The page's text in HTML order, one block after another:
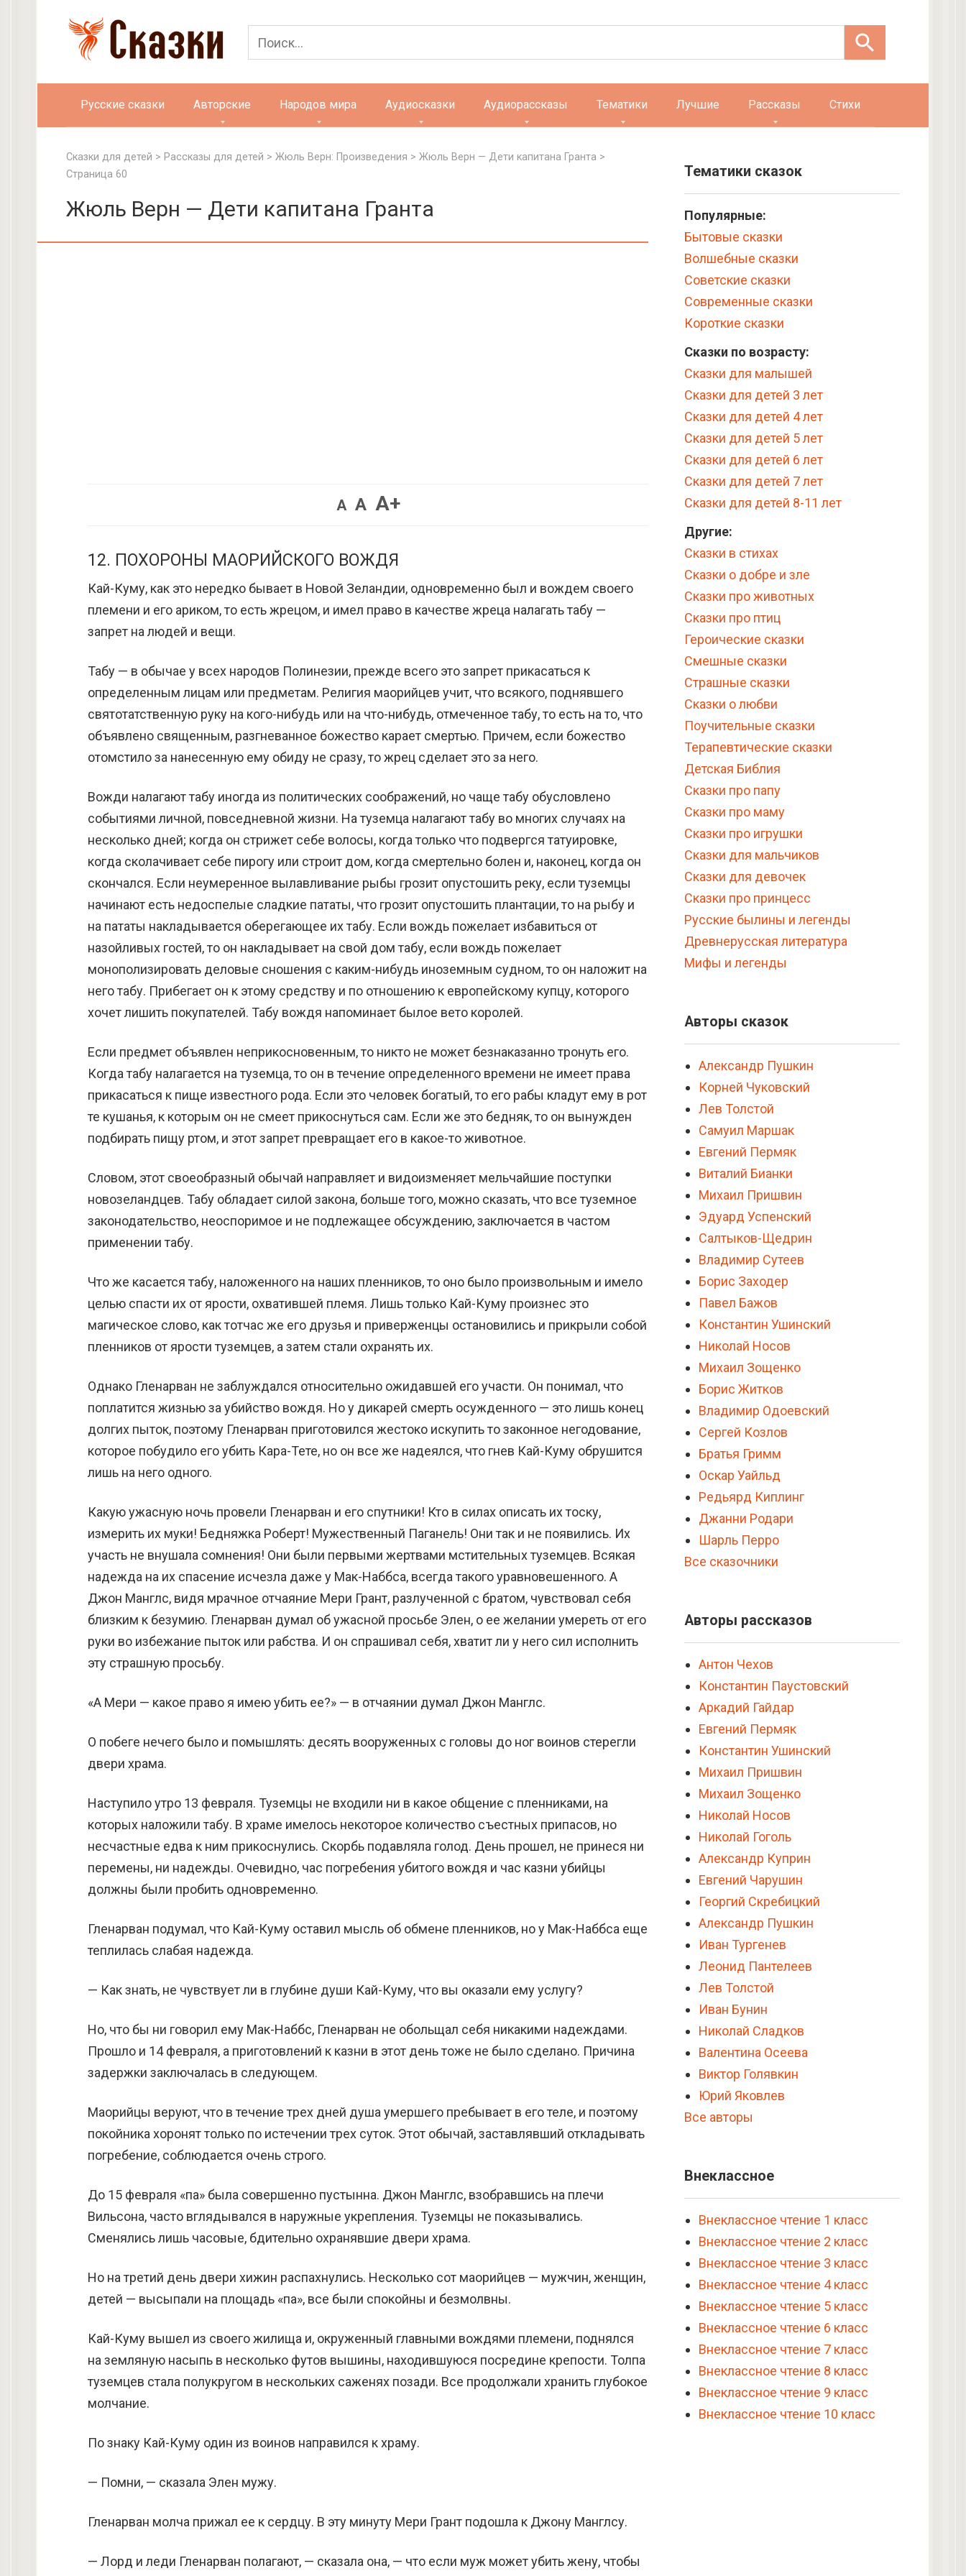
Русские сказки Авторские Народов мира Аудиосказки Аудиорассказы Тематики Лучшие Рассказы Стихи
Сказки для детей > Рассказы для детей > Жюль Верн: Произведения > Жюль Верн — Дети капитана Гранта >
Страница 60
Жюль Верн — Дети капитана Гранта
AУменьшить
AВернуть
A+Увеличить
12. ПОХОРОНЫ МАОРИЙСКОГО ВОЖДЯ
Кай-Куму, как это нередко бывает в Новой Зеландии, одновременно был и вождем своего
племени и его ариком, то есть жрецом, и имел право в качестве жреца налагать табу —
запрет на людей и вещи.
Табу — в обычае у всех народов Полинезии, прежде всего это запрет прикасаться к
определенным лицам или предметам. Религия маорийцев учит, что всякого, поднявшего
святотатственную руку на кого-нибудь или на что-нибудь, отмеченное табу, то есть на то, что
объявлено священным, разгневанное божество карает смертью. Причем, если божество
отомстило за нанесенную ему обиду не сразу, то жрец сделает это за него.
Вожди налагают табу иногда из политических соображений, но чаще табу обусловлено
событиями личной, повседневной жизни. На туземца налагают табу во многих случаях на
несколько дней; когда он стрижет себе волосы, когда только что подвергся татуировке,
когда сколачивает себе пирогу или строит дом, когда смертельно болен и, наконец, когда он
скончался. Если неумеренное вылавливание рыбы грозит опустошить реку, если туземцы
начинают есть недоспелые сладкие пататы, что грозит опустошить плантации, то на рыбу и
на пататы накладывается оберегающее их табу. Если вождь пожелает избавиться от
назойливых гостей, то он накладывает на свой дом табу, если вождь пожелает
монополизировать деловые сношения с каким-нибудь иноземным судном, то он наложит на
него табу. Прибегает он к этому средству и по отношению к европейскому купцу, которого
хочет лишить покупателей. Табу вождя напоминает былое вето королей.
Если предмет объявлен неприкосновенным, то никто не может безнаказанно тронуть его.
Когда табу налагается на туземца, то он в течение определенного времени не имеет права
прикасаться к пище известного рода. Если это человек богатый, то его рабы кладут ему в рот
те кушанья, к которым он не смеет прикоснуться сам. Если же это бедняк, то он вынужден
подбирать пищу ртом, и этот запрет превращает его в какое-то животное.
Словом, этот своеобразный обычай направляет и видоизменяет мельчайшие поступки
новозеландцев. Табу обладает силой закона, больше того, можно сказать, что все туземное
законодательство, неоспоримое и не подлежащее обсуждению, заключается в частом
применении табу.
Что же касается табу, наложенного на наших пленников, то оно было произвольным и имело
целью спасти их от ярости, охватившей племя. Лишь только Кай-Куму произнес это
магическое слово, как тотчас же его друзья и приверженцы остановились и прикрыли собой
пленников от ярости туземцев, а затем стали охранять их.
Однако Гленарван не заблуждался относительно ожидавшей его участи. Он понимал, что
поплатится жизнью за убийство вождя. Но у дикарей смерть осужденного — это лишь конец
долгих пыток, поэтому Гленарван приготовился жестоко искупить то законное негодование,
которое побудило его убить Кара-Тете, но он все же надеялся, что гнев Кай-Куму обрушится
лишь на него одного.
Какую ужасную ночь провели Гленарван и его спутники! Кто в силах описать их тоску,
измерить их муки! Бедняжка Роберт! Мужественный Паганель! Они так и не появились. Их
участь не внушала сомнения! Они были первыми жертвами мстительных туземцев. Всякая
надежда на их спасение исчезла даже у Мак-Наббса, всегда такого уравновешенного. А
Джон Манглс, видя мрачное отчаяние Мери Грант, разлученной с братом, чувствовал себя
близким к безумию. Гленарван думал об ужасной просьбе Элен, о ее желании умереть от его
руки во избежание пыток или рабства. И он спрашивал себя, хватит ли у него сил исполнить
эту страшную просьбу.
«А Мери — какое право я имею убить ее?» — в отчаянии думал Джон Манглс.
О побеге нечего было и помышлять: десять вооруженных с головы до ног воинов стерегли
двери храма.
Наступило утро 13 февраля. Туземцы не входили ни в какое общение с пленниками, на
которых наложили табу. В храме имелось некоторое количество съестных припасов, но
несчастные едва к ним прикоснулись. Скорбь подавляла голод. День прошел, не принеся ни
перемены, ни надежды. Очевидно, час погребения убитого вождя и час казни убийцы
должны были пробить одновременно.
Гленарван подумал, что Кай-Куму оставил мысль об обмене пленников, но у Мак-Наббса еще
теплилась слабая надежда.
— Как знать, не чувствует ли в глубине души Кай-Куму, что вы оказали ему услугу?
Но, что бы ни говорил ему Мак-Наббс, Гленарван не обольщал себя никакими надеждами.
Прошло и 14 февраля, а приготовлений к казни в этот день тоже не было сделано. Причина
задержки заключалась в следующем.
Маорийцы веруют, что в течение трех дней душа умершего пребывает в его теле, и поэтому
покойника хоронят только по истечении трех суток. Этот обычай, заставлявший откладывать
погребение, соблюдается очень строго.
До 15 февраля «па» была совершенно пустынна. Джон Манглс, взобравшись на плечи
Вильсона, часто вглядывался в наружные укрепления. Туземцы не показывались.
Сменялись лишь часовые, бдительно охранявшие двери храма.
Но на третий день двери хижин распахнулись. Несколько сот маорийцев — мужчин, женщин,
детей — высыпали на площадь «па», все были спокойны и безмолвны.
Кай-Куму вышел из своего жилища и, окруженный главными вождями племени, поднялся
на земляную насыпь в несколько футов вышины, находившуюся посредине крепости. Толпа
туземцев стала полукругом в нескольких саженях позади. Все продолжали хранить глубокое
молчание.
По знаку Кай-Куму один из воинов направился к храму.
— Помни, — сказала Элен мужу.
Гленарван молча прижал ее к сердцу. В эту минуту Мери Грант подошла к Джону Манглсу.
— Лорд и леди Гленарван полагают, — сказала она, — что если муж может убить жену, чтобы
Тематики сказок
Популярные:
Бытовые сказки
Волшебные сказки
Советские сказки
Современные сказки
Короткие сказки
Сказки по возрасту:
Сказки для малышей
Сказки для детей 3 лет
Сказки для детей 4 лет
Сказки для детей 5 лет
Сказки для детей 6 лет
Сказки для детей 7 лет
Сказки для детей 8-11 лет
Другие:
Сказки в стихах
Сказки о добре и зле
Сказки про животных
Сказки про птиц
Героические сказки
Смешные сказки
Страшные сказки
Сказки о любви
Поучительные сказки
Терапевтические сказки
Детская Библия
Сказки про папу
Сказки про маму
Сказки про игрушки
Сказки для мальчиков
Сказки для девочек
Сказки про принцесс
Русские былины и легенды
Древнерусская литература
Мифы и легенды
Авторы сказок
Александр Пушкин
Корней Чуковский
Лев Толстой
Самуил Маршак
Евгений Пермяк
Виталий Бианки
Михаил Пришвин
Эдуард Успенский
Салтыков-Щедрин
Владимир Сутеев
Борис Заходер
Павел Бажов
Константин Ушинский
Николай Носов
Михаил Зощенко
Борис Житков
Владимир Одоевский
Сергей Козлов
Братья Гримм
Оскар Уайльд
Редьярд Киплинг
Джанни Родари
Шарль Перро
Все сказочники
Авторы рассказов
Антон Чехов
Константин Паустовский
Аркадий Гайдар
Евгений Пермяк
Константин Ушинский
Михаил Пришвин
Михаил Зощенко
Николай Носов
Николай Гоголь
Александр Куприн
Евгений Чарушин
Георгий Скребицкий
Александр Пушкин
Иван Тургенев
Леонид Пантелеев
Лев Толстой
Иван Бунин
Николай Сладков
Валентина Осеева
Виктор Голявкин
Юрий Яковлев
Все авторы
Внеклассное
Внеклассное чтение 1 класс
Внеклассное чтение 2 класс
Внеклассное чтение 3 класс
Внеклассное чтение 4 класс
Внеклассное чтение 5 класс
Внеклассное чтение 6 класс
Внеклассное чтение 7 класс
Внеклассное чтение 8 класс
Внеклассное чтение 9 класс
Внеклассное чтение 10 класс